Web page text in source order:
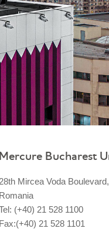
Mercure
28th Mircea Voda
Romania
(+40) 21 528 1100
Fax:(+40) 21 528 1101